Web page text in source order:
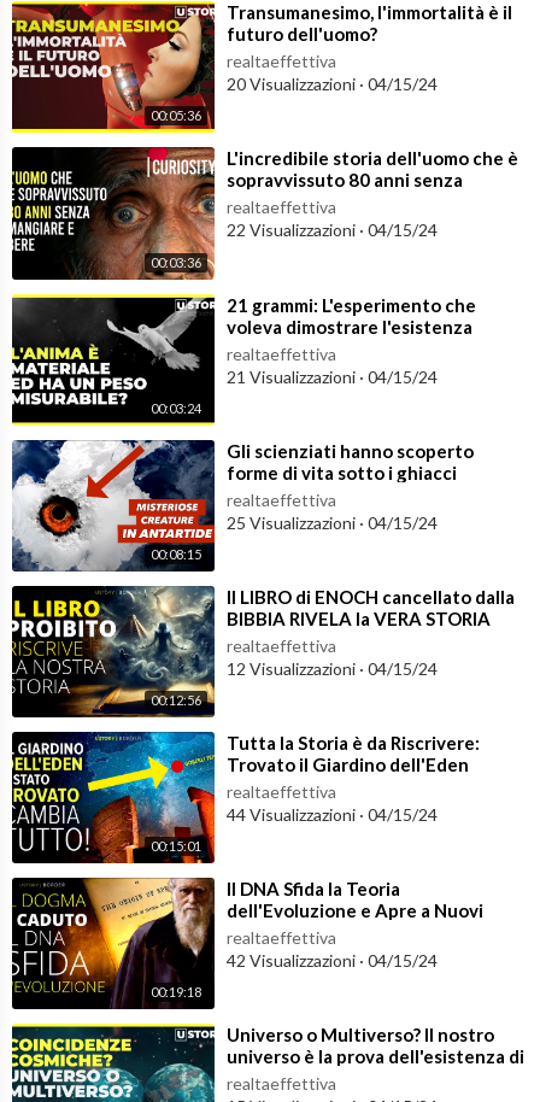
00:05:36
⁣Transumanesimo, l'immortalità è il
futuro dell'uomo?
realtaeffettiva
20 Visualizzazioni · 04/15/24
00:03:36
⁣L'incredibile storia dell'uomo che è
sopravvissuto 80 anni senza
mangiare e bere
realtaeffettiva
22 Visualizzazioni · 04/15/24
00:03:24
⁣21 grammi: L'esperimento che
voleva dimostrare l'esistenza
dell'anima
realtaeffettiva
21 Visualizzazioni · 04/15/24
00:08:15
⁣Gli scienziati hanno scoperto
forme di vita sotto i ghiacci
dell'Antartide
realtaeffettiva
25 Visualizzazioni · 04/15/24
00:12:56
⁣ll LIBRO di ENOCH cancellato dalla
BIBBIA RIVELA la VERA STORIA
dell'UOMO!
realtaeffettiva
12 Visualizzazioni · 04/15/24
00:15:01
⁣Tutta la Storia è da Riscrivere:
Trovato il Giardino dell'Eden
realtaeffettiva
44 Visualizzazioni · 04/15/24
00:19:18
⁣Il DNA Sfida la Teoria
dell'Evoluzione e Apre a Nuovi
Interrogativi che NoN si Possono
Ignorare
realtaeffettiva
42 Visualizzazioni · 04/15/24
⁣Universo o Multiverso? Il nostro
universo è la prova dell'esistenza di
altri universi
realtaeffettiva